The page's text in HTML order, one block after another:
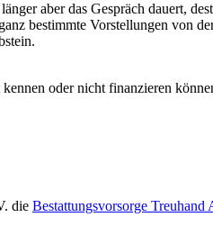
aber das Gespräch dauert,
bestimmte Vorstellungen von
oder nicht finanzieren
die Bestattungsvorsorge Treuhand